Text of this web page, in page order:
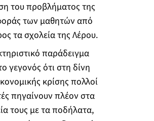
του προβλήματος της
των μαθητών από
τα σχολεία της Λέρου.
παράδειγμα
γεγονός ότι στη δίνη
κρίσης πολλοί
πηγαίνουν πλέον στα
τους με τα ποδήλατα,